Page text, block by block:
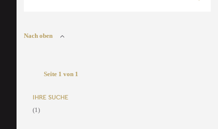
Nach oben
Seite 1 von 1
IHRE SUCHE
(1)